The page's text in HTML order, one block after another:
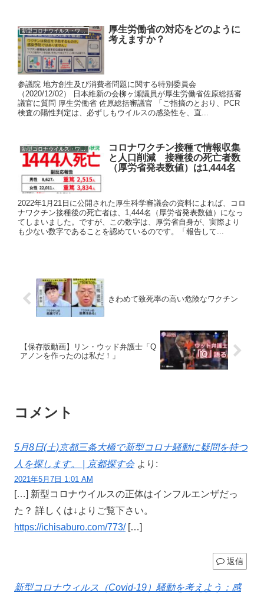
新型コロナウイルス・ワクチン
厚生労働省の対応をどのように
考えますか？
参議院 地方創生及び消費者問題に関する特別委員会
（2020/12/02） 日本維新の会柳ヶ瀬議員が厚生労働省佐原総括審
議官に質問 厚生労働省 佐原総括審議官 「ご指摘のとおり、PCR
検査の陽性判定は、必ずしもウイルスの感染性を、直...
新型コロナウイルス・ワクチン
コロナワクチン接種で情報収集
と人口削減 接種後の死亡者数
（厚労省発表数値）は1,444名
2022年1月21日に公開された厚生科学審議会の資料によれば、コロ
ナワクチン接種後の死亡者は、1,444名（厚労省発表数値）になっ
てしまいました。ですが、この数字は、厚労省自身が、実際より
も少ない数字であることを認めているのです。「報告して...
きわめて致死率の高い危険なワクチン
【保存版動画】リン・ウッド弁護士「Q
アノンを作ったのは私だ！」
コメント
5月8日(土)京都三条大橋で新型コロナ騒動に疑問を持つ
人を探します。 | 京都探す会 より:
2021年5月7日 1:01 AM
[…] 新型コロナウイルスの正体はインフルエンザだっ
た？ 詳しくは↓よりご覧下さい。
https://ichisaburo.com/773/[…]
返信
新型コロナウィルス（Covid-19）騒動を考えよう：感